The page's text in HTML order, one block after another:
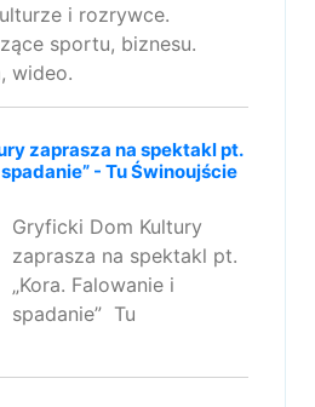
i rozrywce.
sportu, biznesu.
wideo.
zaprasza na spektakl pt.
- Tu Świnoujście
Gryficki Dom Kultury
zaprasza na spektakl pt.
„Kora. Falowanie i
spadanie” Tu